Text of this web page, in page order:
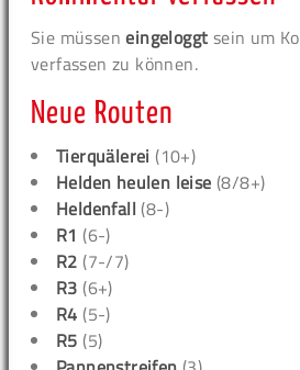
Sie müsseneingeloggt sein um
verfassen zu können.
Neue Routen
Tierquälerei (10+)
Helden heulen leise (8/8+)
Heldenfall (8-)
R1 (6-)
R2 (7-/7)
R3 (6+)
R4 (5-)
R5 (5)